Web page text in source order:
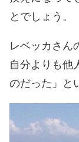
とでしょう。
レベッカさん
自分よりも他
のだった」と